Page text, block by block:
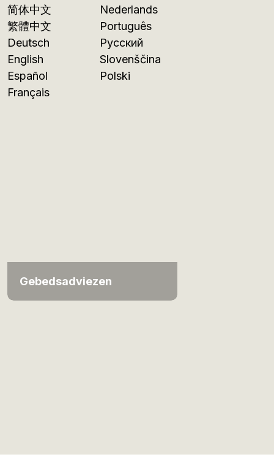
简体中文
繁體中文
Deutsch
English
Español
Français
Nederlands
Português
Русский
Slovenščina
Polski
Gebedsadviezen